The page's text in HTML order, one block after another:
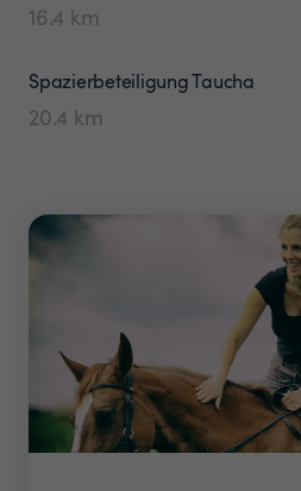
16.4 km
SpazierbeteiligungTaucha
20.4 km